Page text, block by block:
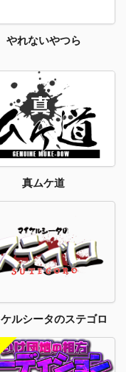
やれないやつら
真ムケ道
ルシータのステゴロ